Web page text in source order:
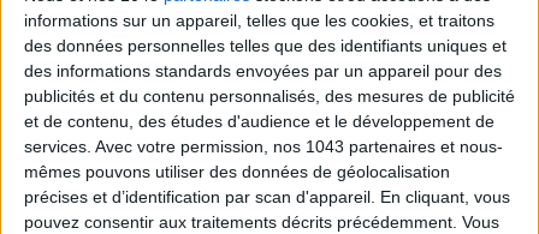
informations sur un appareil, telles que les cookies, et traitons
des données personnelles telles que des identifiants uniques et
des informations standards envoyées par un appareil pour des
publicités et du contenu personnalisés, des mesures de publicité
et de contenu, des études d'audience et le développement de
services. Avec votre permission, nos 1043 partenaires et nous-
mêmes pouvons utiliser des données de géolocalisation
précises et d’identification par scan d'appareil. En cliquant, vous
pouvez consentir aux traitements décrits précédemment. Vous
DO YOU KNOW THE FISH RISOTTO?